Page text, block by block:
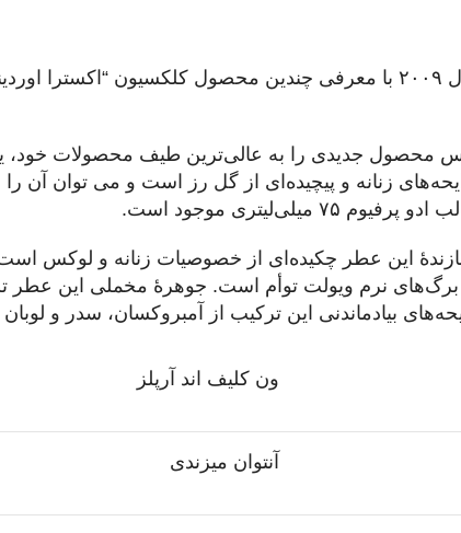
کلیف اند آرپلس محصول جدیدی را به عالی‌ترین طیف محصولات
زنانه و پیچیده‌ای از گل رز است و می توان
موجود است.
این عطر چکیده‌ای از خصوصیات زنانه و لوکس
و برگ‌های نرم ویولت توأم است. جوهرهٔ مخملی این عطر
بیادماندنی این ترکیب از آمبروکسان، سدر و
ون کلیف اند آرپلز
آنتوان میزندی